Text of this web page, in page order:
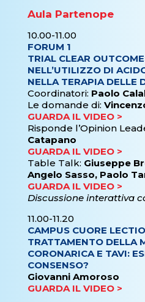
Aula Partenope
10.00-11.00
FORUM 1
TRIAL CLEAR
NELL’UTILIZZO DI
NELLA TERAPIA DELLE
Coordinatori: Paolo
Le domande di:
GUARDA IL VIDEO >
Risponde l’Opinion
Catapano
GUARDA IL VIDEO >
Table Talk: Giuseppe
Angelo Sasso, Paolo
GUARDA IL VIDEO >
Discussione interattiva
11.00-11.20
CAMPUS CUORE
TRATTAMENTO DELLA
CORONARICA E TAVI:
CONSENSO?
Giovanni Amoroso
GUARDA IL VIDEO >